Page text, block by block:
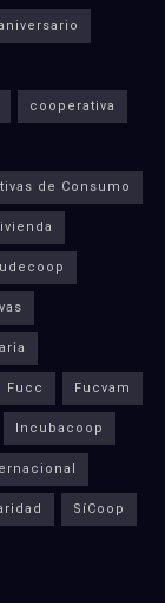
cooperativa
de Consumo
Fucc Fucvam
Incubacoop
SíCoop